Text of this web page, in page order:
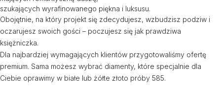
szukających wyrafinowanego piękna i luksusu.
Obojętnie, na który projekt się zdecydujesz, wzbudzisz podziw i
oczarujesz swoich gości – poczujesz się jak prawdziwa
księżniczka.
Dla najbardziej wymagających klientów przygotowaliśmy ofertę
premium. Sama możesz wybrać diamenty, które specjalnie dla
Ciebie oprawimy w białe lub żółte złoto próby 585.